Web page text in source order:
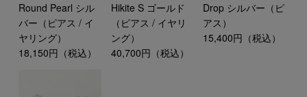
Round Pearl シル
バー（ピアス / イ
ヤリング）
18,150円（税込）
Hikite S ゴールド
（ピアス / イヤリ
ング）
40,700円（税込）
Drop シルバー（ピ
アス）
15,400円（税込）